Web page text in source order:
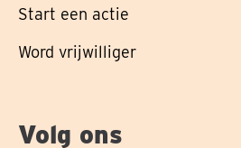
Start een actie
Word vrijwilliger
Volg ons